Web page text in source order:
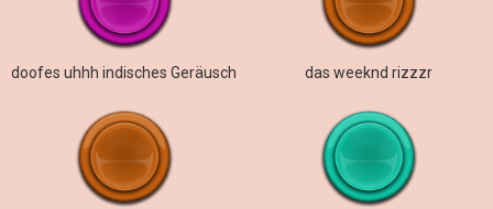
doofes uhhh indisches Geräusch das weeknd rizzzr